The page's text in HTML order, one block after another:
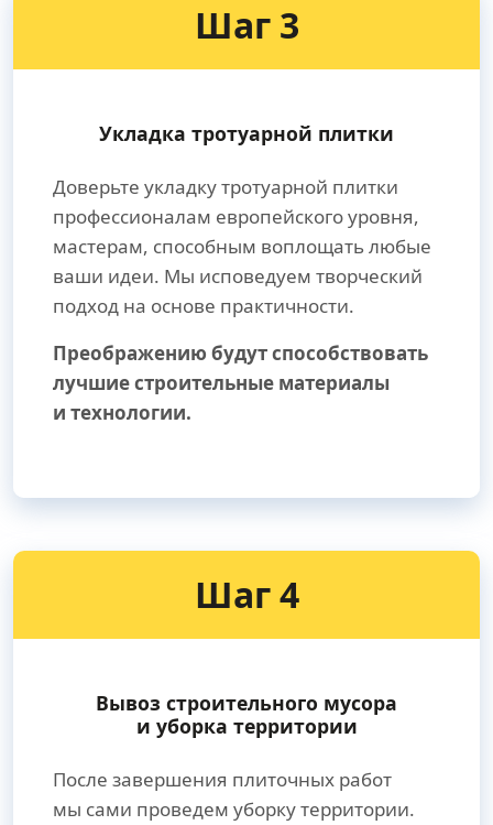
Шаг 3
Укладка тротуарной плитки
Доверьте укладку тротуарной плитки
профессионалам европейского уровня,
мастерам, способным воплощать любые
ваши идеи. Мы исповедуем творческий
подход на основе практичности.
Преображению будут способствовать
лучшие строительные материалы
и технологии.
Шаг 4
Вывоз строительного мусора
и уборка территории
После завершения плиточных работ
мы сами проведем уборку территории.